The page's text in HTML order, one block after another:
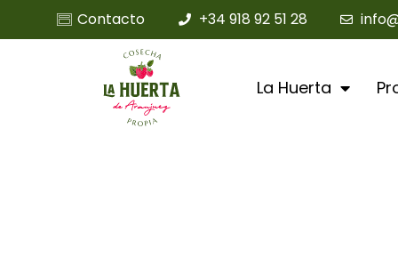
Contacto +34 918 92 51 28
La Huerta